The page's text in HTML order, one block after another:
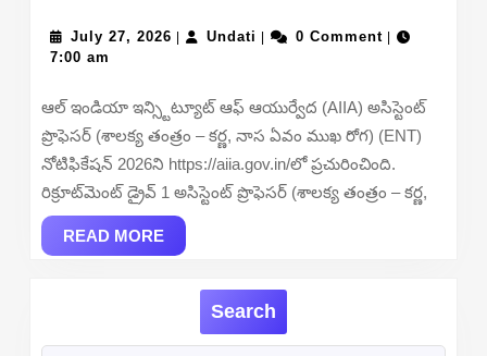
Professor
2026
–
Walkin
July 27, 2026 July
| Undati Undati
| 0 Comment |
7:00 am
ఆల్ ఇండియా ఇన్స్టిట్యూట్ ఆఫ్ ఆయుర్వేద (AIIA) అసిస్టెంట్
ప్రొఫెసర్ (శాలక్య తంత్రం – కర్ణ, నాస ఏవం ముఖ రోగ) (ENT)
నోటిఫికేషన్ 2026ని https://aiia.gov.in/లో ప్రచురించింది.
రిక్రూట్‌మెంట్ డ్రైవ్ 1 అసిస్టెంట్ ప్రొఫెసర్ (శాలక్య తంత్రం – కర్ణ,
READ MOREREAD
MORE
Search